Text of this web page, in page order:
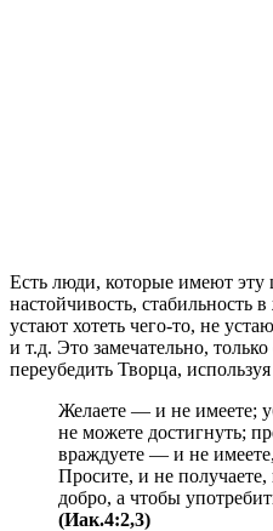
Есть люди, которые имеют эту
настойчивость, стабильность
устают хотеть чего-то, не
и т.д. Это замечательно,
переубедить Творца,
Желаете — и не имеете;
не можете достигнуть;
враждуете — и не
Просите, и не
добро, а чтобы
(Иак.4:2,3)